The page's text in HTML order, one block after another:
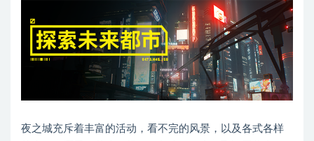
夜之城充斥着丰富的活动，看不完的风景，以及各式各样